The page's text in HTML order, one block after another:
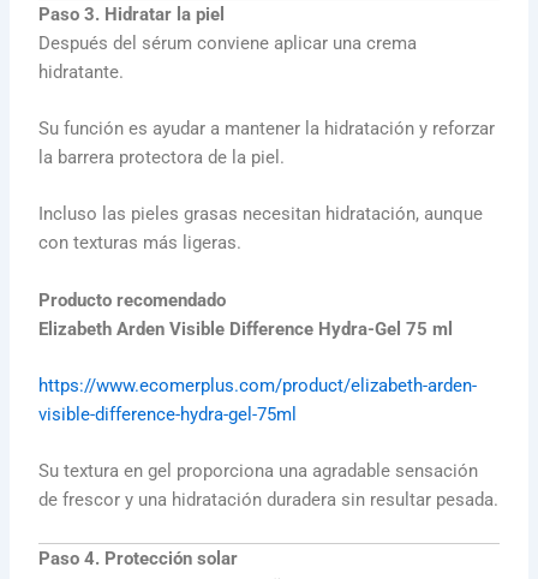
Paso 3. Hidratar la piel
Después del sérum conviene aplicar una crema
hidratante.
Su función es ayudar a mantener la hidratación y reforzar
la barrera protectora de la piel.
Incluso las pieles grasas necesitan hidratación, aunque
con texturas más ligeras.
Producto recomendado
Elizabeth Arden Visible Difference Hydra-Gel 75 ml
https://www.ecomerplus.com/product/elizabeth-arden-
visible-difference-hydra-gel-75ml
Su textura en gel proporciona una agradable sensación
de frescor y una hidratación duradera sin resultar pesada.
Paso 4. Protección solar